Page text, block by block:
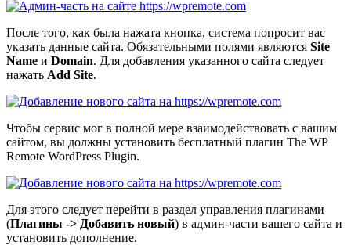
После того, как была нажата кнопка, система попросит вас
указать данные сайта. Обязательными полями являются Site
Name и Domain. Для добавления указанного сайта следует
нажать Add Site.
Чтобы сервис мог в полной мере взаимодействовать с вашим
сайтом, вы должны установить бесплатный плагин The WP
Remote WordPress Plugin.
Для этого следует перейти в раздел управления плагинами
(Плагины -> Добавить новый) в админ-части вашего сайта и
установить дополнение.